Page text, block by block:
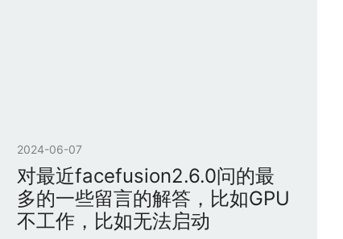
2024-06-07
对最近facefusion2.6.0问的最
多的一些留言的解答，比如GPU
不工作，比如无法启动